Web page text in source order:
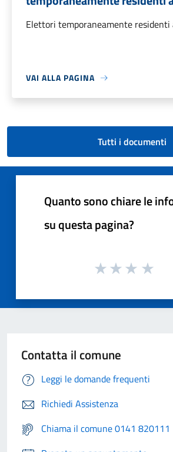
Elettori temporaneamente residenti
VAI ALLA PAGINA
Tutti i documenti
Quanto sono chiare le
su questa pagina?
Contatta il comune
Leggi le domande frequenti
Richiedi Assistenza
Chiama il comune 0141 820111